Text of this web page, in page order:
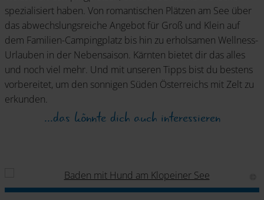
spezialisiert haben. Von romantischen Plätzen am See über
das abwechslungsreiche Angebot für Groß und Klein auf
dem Familien-Campingplatz bis hin zu erholsamen Wellness-
Urlauben in der Nebensaison. Kärnten bietet dir das alles
und noch viel mehr. Und mit unseren Tipps bist du bestens
vorbereitet, um den sonnigen Süden Österreichs mit Zelt zu
erkunden.
...das könnte dich auch interessieren